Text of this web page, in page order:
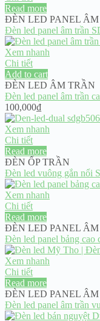
Read more
ĐÈN LED PANEL
Đèn led panel âm trần
Xem nhanh
Chi tiết
Add to cart
ĐÈN LED ÂM TRẦN
Đèn led panel âm trần
100,000₫
Xem nhanh
Chi tiết
Read more
ĐÈN ỐP TRẦN
Đèn led vuông gắn
Xem nhanh
Chi tiết
Read more
ĐÈN LED PANEL
Đèn led panel bảng
Xem nhanh
Chi tiết
Read more
ĐÈN LED PANEL
Đèn led panel âm trần